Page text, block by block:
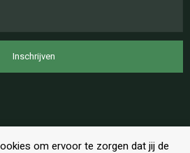
om ervoor te zorgen dat jij de